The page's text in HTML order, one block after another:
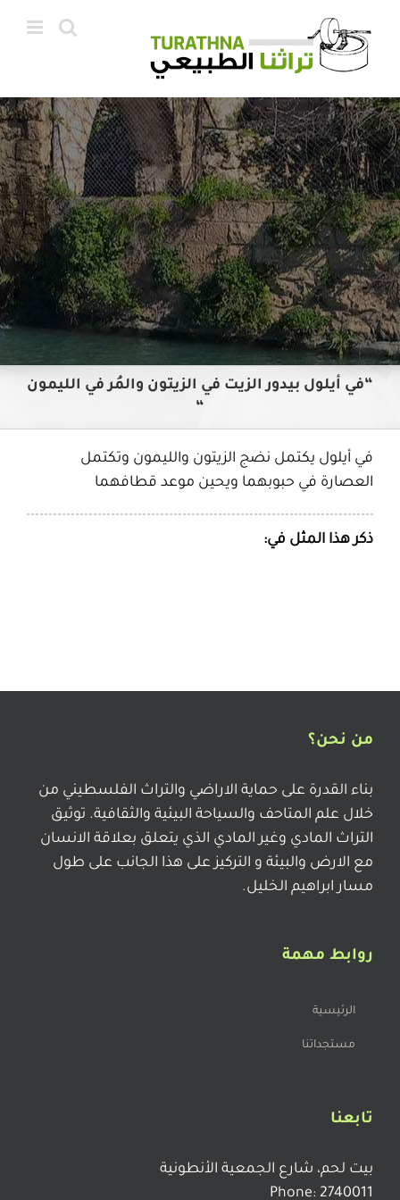
content
“في أيلول بيدور الزيت في الزيتون والمُر في الليمون
“
في أيلول يكتمل نضج الزيتون والليمون وتكتمل
العصارة في حبوبهما ويحين موعد قطافهما
ذكر هذا المثل في:
من نحن؟
بناء القدرة على حماية الاراضي والتراث الفلسطيني من
خلال علم المتاحف والسياحة البيئية والثقافية. توثيق
التراث المادي وغير المادي الذي يتعلق بعلاقة الانسان
مع الارض والبيئة و التركيز على هذا الجانب على طول
مسار ابراهيم الخليل.
روابط مهمة
الرئيسية
مستجداتنا
تابعنا
بيت لحم، شارع الجمعية الأنطونية
Phone: 2740011